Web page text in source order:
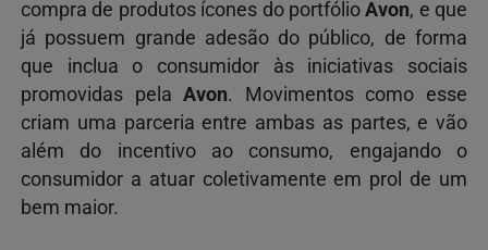
compra de produtos ícones do portfólioAvon, e que
já possuem grande adesão do público, de forma
que inclua o consumidor às iniciativas sociais
promovidas pelaAvon. Movimentos como esse
criam uma parceria entre ambas as partes, e vão
além do incentivo ao consumo, engajando o
consumidor a atuar coletivamente em prol de um
bem maior.